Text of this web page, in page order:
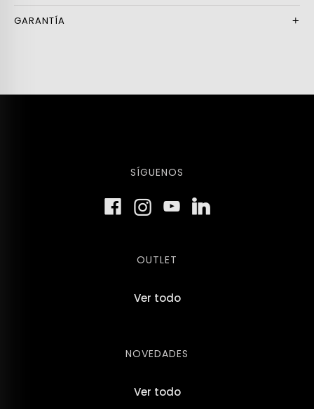
GARANTÍA
SÍGUENOS
OUTLET
Ver todo
NOVEDADES
Ver todo